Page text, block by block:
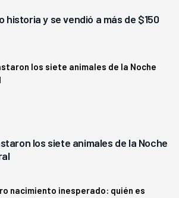
historia y se vendió a más de $150
los siete animales de la Noche